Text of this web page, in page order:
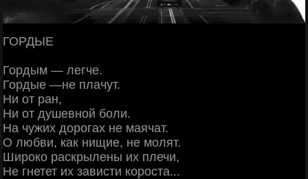
ГОРДЫЕ
Гордым — легче.
Гордые —не плачут.
Ни от ран,
Ни от душевной боли.
На чужих дорогах не маячат.
О любви, как нищие, не молят.
Широко раскрылены их плечи,
Не гнетет их зависти короста...